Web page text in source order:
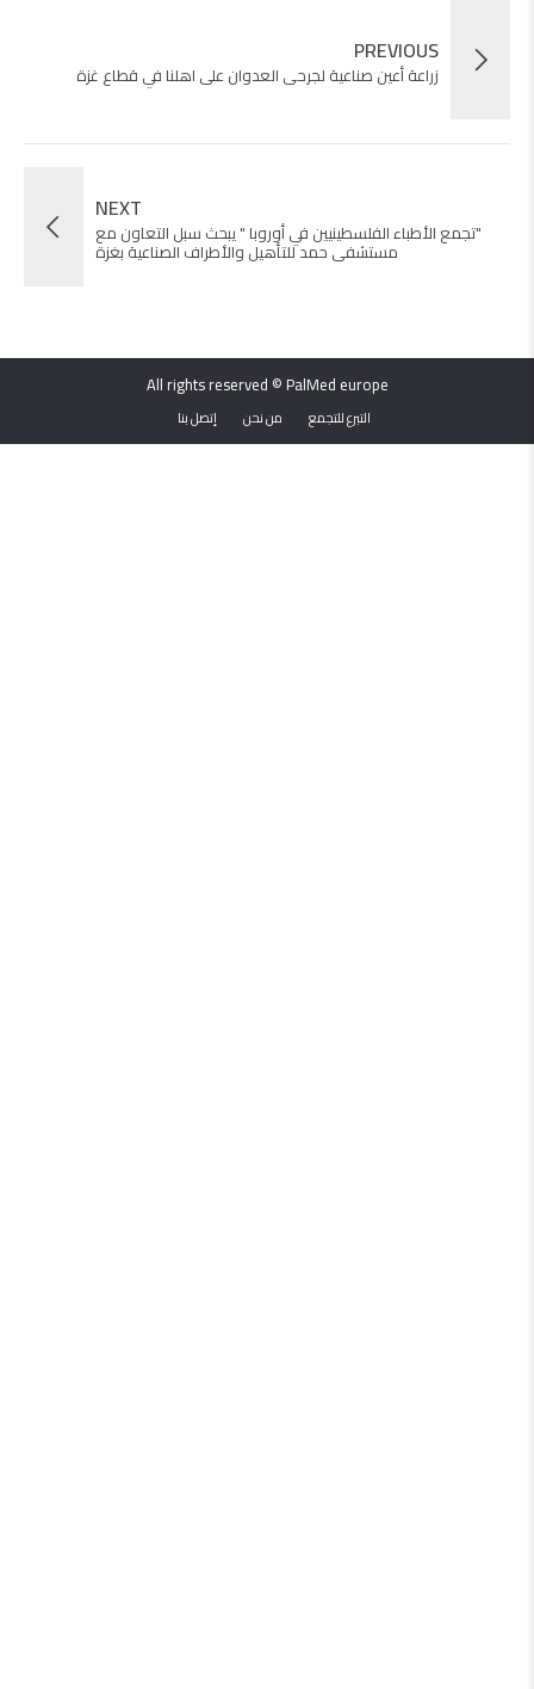
PREVIOUS
زراعة أعين صناعية لجرحى العدوان على اهلنا في قطاع غزة
NEXT
"تجمع الأطباء الفلسطينيين في أوروبا " يبحث سبل التعاون مع
مستشفى حمد للتأهيل والأطراف الصناعية بغزة
All rights reserved © PalMed europe
التبرع للتجمع من نحن إتصل بنا